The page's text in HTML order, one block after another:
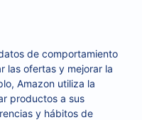
de comportamiento
las ofertas y mejorar la
Amazon utiliza la
productos a sus
y hábitos de